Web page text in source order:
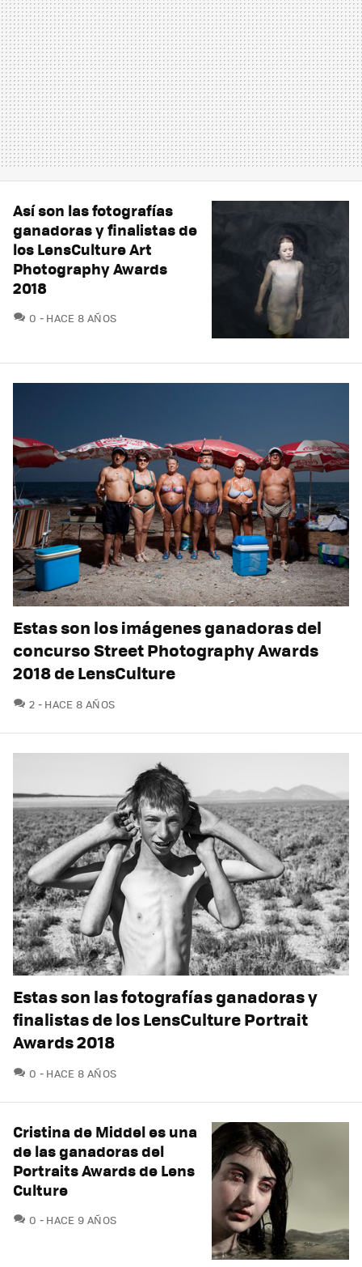
Así son las fotografías
ganadoras y finalistas de
los LensCulture Art
Photography Awards
2018
0 COMENTARIOS
HACE 8 AÑOS
Estas son los imágenes ganadoras del
concurso Street Photography Awards
2018 de LensCulture
2 COMENTARIOS
HACE 8 AÑOS
Estas son las fotografías ganadoras y
finalistas de los LensCulture Portrait
Awards 2018
0 COMENTARIOS
HACE 8 AÑOS
Cristina de Middel es una
de las ganadoras del
Portraits Awards de Lens
Culture
0 COMENTARIOS
HACE 9 AÑOS